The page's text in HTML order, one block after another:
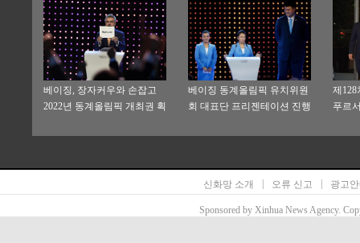
베이징, 장자커우와 손잡고
2022년 동계올림픽 개최권 획
베이징 동계올림픽 유치위원
회 대표단 프리젠테이션 진행
제128
푸르
식 참